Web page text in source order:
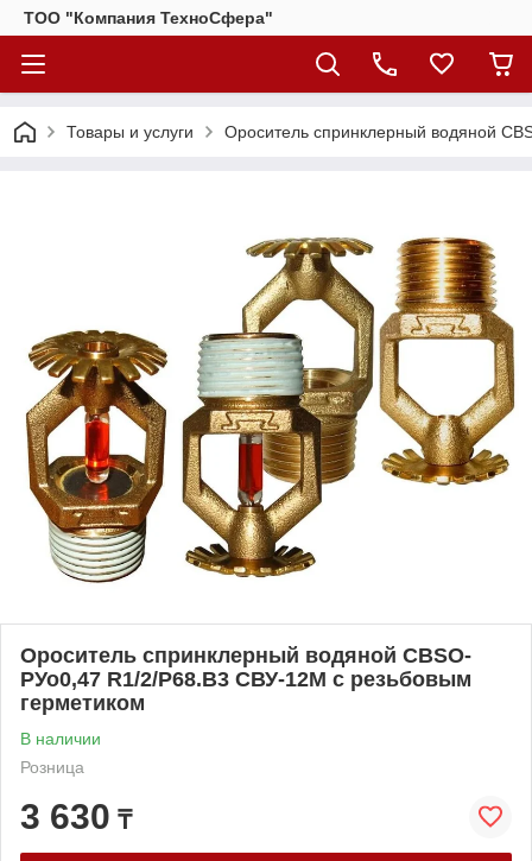
ТОО "Компания ТехноСфера"
Товары и услуги Ороситель спринклерный водяной
Ороситель спринклерный водяной CBSO-
РУо0,47 R1/2/P68.B3 СВУ-12М с резьбовым
герметиком
В наличии
Розница
3 630 ₸